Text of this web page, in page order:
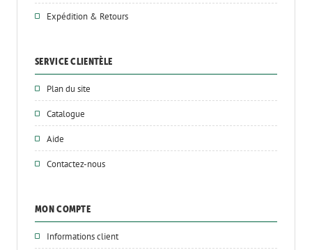
Expédition & Retours
SERVICE CLIENTÈLE
Plan du site
Catalogue
Aide
Contactez-nous
MON COMPTE
Informations client